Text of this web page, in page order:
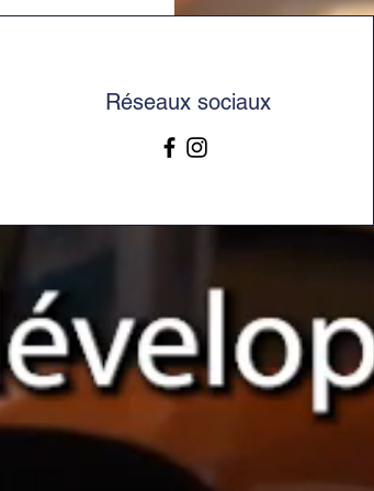
Réseaux sociaux